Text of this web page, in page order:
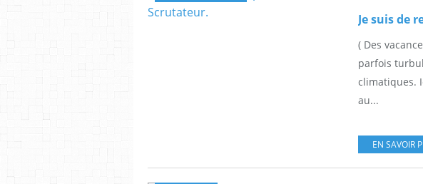
( Des
parfois
climatiques.
au...
EN SAVOIR